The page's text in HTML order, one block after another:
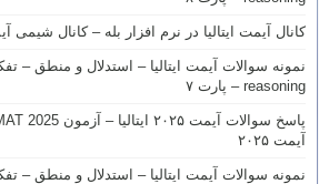
کانال آیمت ایتالیا در نرم افزار بله – کانال شیمی
reasoning – پارت ۷
آیمت ۲۰۲۵